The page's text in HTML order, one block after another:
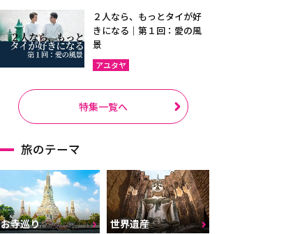
２人なら、もっとタイが好
きになる｜第１回：愛の風
景
アユタヤ
特集一覧へ
旅のテーマ
お寺巡り 世界遺産